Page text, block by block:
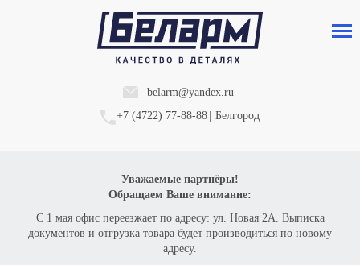
belarm@yandex.ru
+7 (4722) 77-88-88
Белгород
Уважаемые партнёры!
Обращаем Ваше внимание:
С 1 мая офис переезжает по адресу: ул. Новая 2А. Выписка
документов и отгрузка товара будет производиться по новому
адресу.